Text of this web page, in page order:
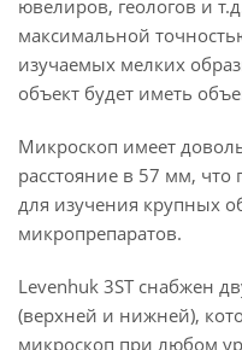
ювелиров, геологов и
максимальной
изучаемых мелких
объект будет иметь
Микроскоп имеет
расстояние в 57 мм, что
для изучения крупных
микропрепаратов.
Levenhuk 3ST снабжен
(верхней и нижней),
микроскоп при любом